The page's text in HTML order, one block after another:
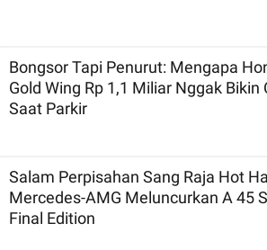
Bongsor Tapi Penurut: Mengapa
Gold Wing Rp 1,1 Miliar Nggak Bikin
Saat Parkir
Salam Perpisahan Sang Raja Hot
Mercedes-AMG Meluncurkan A 45 S
Final Edition